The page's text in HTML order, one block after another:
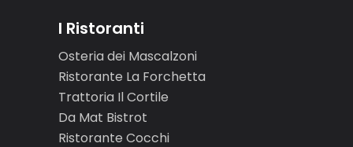
I Ristoranti
Osteria dei Mascalzoni
Ristorante La Forchetta
Trattoria Il Cortile
Da Mat Bistrot
Ristorante Cocchi